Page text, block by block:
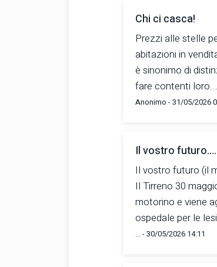
Chi ci casca!
Prezzi alle stelle
abitazioni in
è sinonimo di
fare contenti loro….
Anonimo - 31/05/2026
Il vostro futuro....
Il vostro futuro (il
Il Tirreno 30
motorino e viene
ospedale per le
... - 30/05/2026 14:11